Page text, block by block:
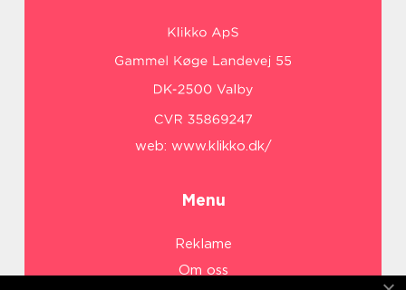
web: www.klikko.dk/
Menu
Reklame
Om oss